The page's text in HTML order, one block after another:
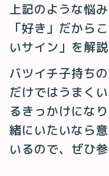
上記のような悩
「好き」だから
いサイン」を解説
バツイチ子持ち
だけではうまく
るきっかけにな
緒にいたいなら
いるので、ぜひ